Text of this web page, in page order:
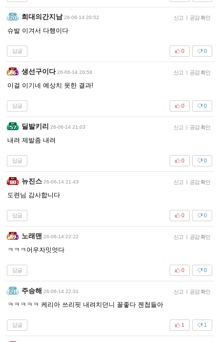
희대의간지남 26-06-14 20:52 신고 | 공감 확인
슈발 이겨서 다행이다
답글 0
0
생선구이다 26-06-14 20:58 신고 | 공감 확인
이걸 이기네 예상치 못한 결과!
답글 0
0
딜발키리 26-06-14 21:03 신고 | 공감 확인
내려 제발좀 내려
답글 0
0
뉴진스 26-06-14 21:43 신고 | 공감 확인
도련님 감사합니다
답글 0
0
노래맨 26-06-14 22:22 신고 | 공감 확인
ㅋㅋㅋ어우자밋엇다
답글 0
0
주승해 26-06-14 22:31 신고 | 공감 확인
ㅋㅋㅋㅋㅋ 케리아 쓰리핏 내려치던니 꼴좋다 젠첩들아
답글 1
1